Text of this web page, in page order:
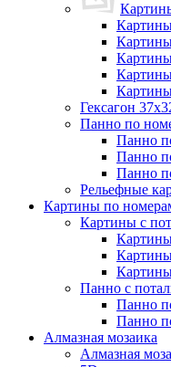
Гексагон
Панно по
Панно
Панно
Панно
Рельефные
Картины по
Картины с
Панно с
Панно
Панно
Алмазная мозаика
Алмазная